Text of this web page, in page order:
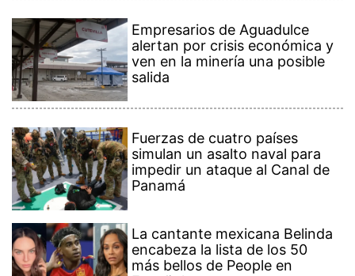
Empresarios de Aguadulce
alertan por crisis económica y
ven en la minería una posible
salida
Fuerzas de cuatro países
simulan un asalto naval para
impedir un ataque al Canal de
Panamá
La cantante mexicana Belinda
encabeza la lista de los 50
más bellos de People en